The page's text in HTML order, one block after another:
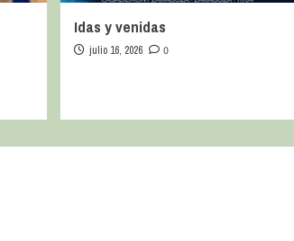
Idas y venidas
julio 16, 2026 0